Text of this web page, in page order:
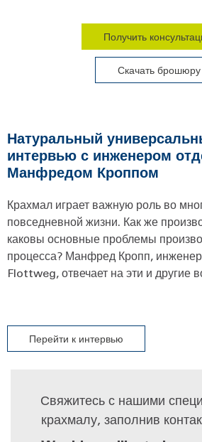
Получить
Скачать брошюру
Натуральный
интервью с инженером
Манфредом Кроппом
Крахмал играет важную роль во
повседневной жизни. Как же
каковы основные проблемы
процесса? Манфред Кропп,
Flottweg, отвечает на эти и другие
Перейти к интервью
Свяжитесь с нашими
крахмалу, заполнив